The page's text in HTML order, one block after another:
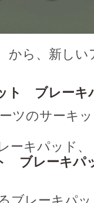
から、新しい
ト ブレーキ
ツのサーキ
ーキパッド、
ブレーキパ